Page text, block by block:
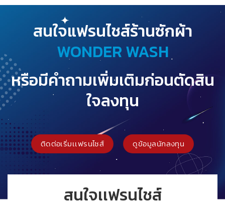
สนใจแฟรนไชส์ร้านซักผ้า
WONDER WASH
หรือมีคำถามเพิ่มเติมก่อนตัดสิน
ใจลงทุน
ติดต่อเริ่มเเฟรนไชส์ ดูข้อมูลนักลงทุน
สนใจเเฟรนไชส์